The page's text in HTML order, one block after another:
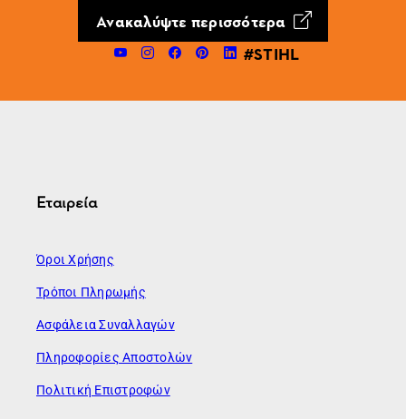
Ανακαλύψτε περισσότερα
#STIHL
Εταιρεία
Όροι Χρήσης
Τρόποι Πληρωμής
Ασφάλεια Συναλλαγών
Πληροφορίες Αποστολών
Πολιτική Επιστροφών